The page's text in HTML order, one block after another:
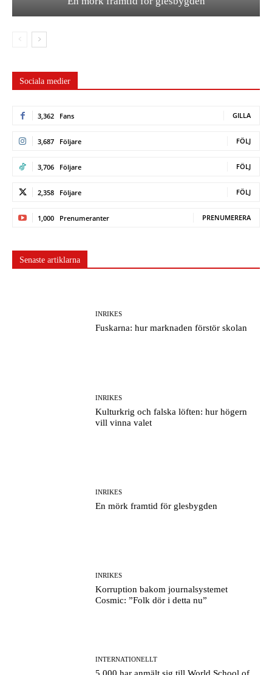
Sociala medier
3,362 Fans GILLA
3,687 Följare FÖLJ
3,706 Följare FÖLJ
2,358 Följare FÖLJ
1,000 Prenumeranter PRENUMERERA
Senaste artiklarna
INRIKES
Fuskarna: hur marknaden förstör skolan
INRIKES
Kulturkrig och falska löften: hur högern
vill vinna valet
INRIKES
En mörk framtid för glesbygden
INRIKES
Korruption bakom journalsystemet
Cosmic: ”Folk dör i detta nu”
INTERNATIONELLT
5 000 har anmält sig till World School of